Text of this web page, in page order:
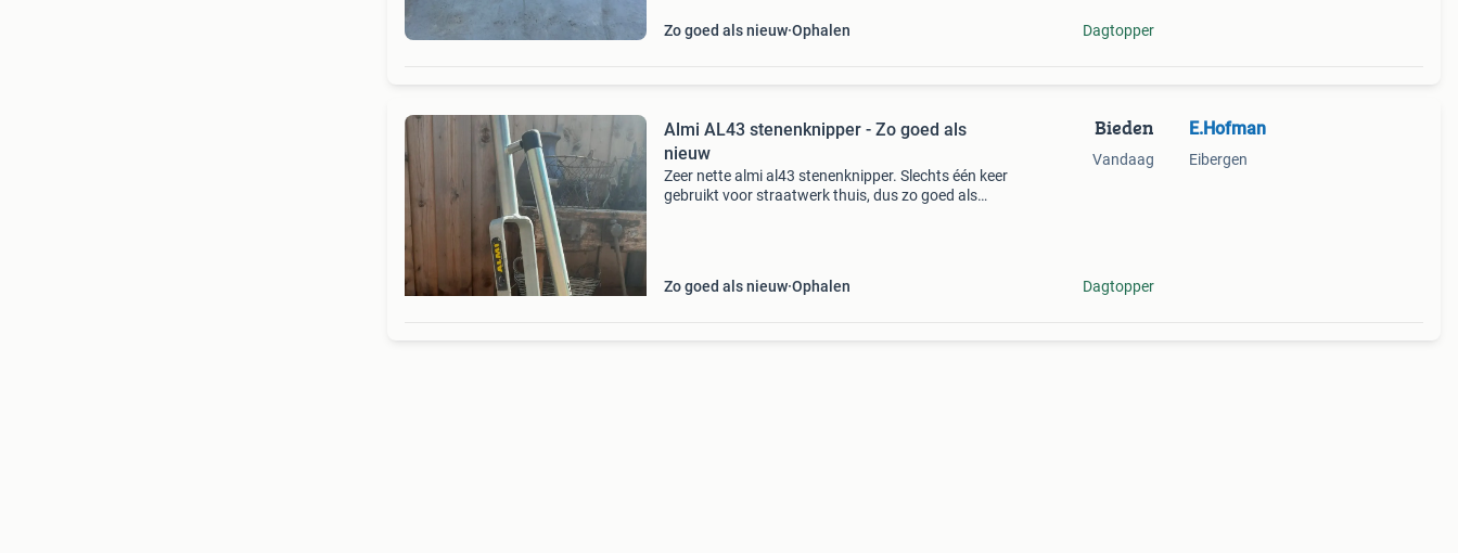
Zo goed als nieuw Ophalen Dagtopper
Almi AL43 stenenknipper - Zo goed als
nieuw
Zeer nette almi al43 stenenknipper. Slechts één keer
gebruikt voor straatwerk thuis, dus zo goed als
Zo goed als nieuw Ophalen
Bieden
Vandaag
Dagtopper
E.Hofman
Eibergen